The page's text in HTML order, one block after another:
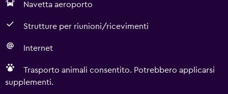
Navetta aeroporto
Strutture per riunioni/ricevimenti
Internet
Trasporto animali consentito. Potrebbero applicarsi
supplementi.